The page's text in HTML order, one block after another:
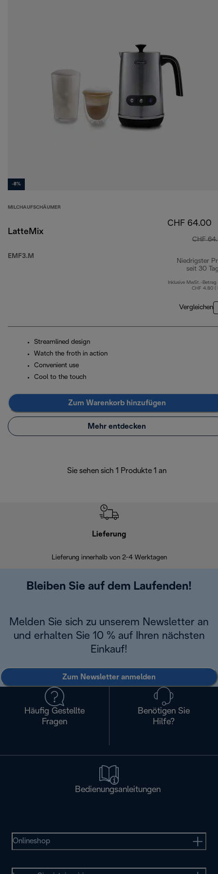
-8%
MILCHAUFSCHÄUMER
LatteMix
EMF3.M
CHF 64.00
CHF
Niedrigster
seit 30
Inklusive MwSt.-Betrag
CHF 4.80 (
Vergleichen
Streamlined design
Watch the froth in action
Convenient use
Cool to the touch
Zum Warenkorb hinzufügen
Mehr entdecken
Sie sehen sich 1 Produkte 1 an
Lieferung
Lieferung innerhalb von 2-4 Werktagen
Bleiben Sie auf dem Laufenden!
Melden Sie sich zu unserem Newsletter an
und erhalten Sie 10 % auf Ihren nächsten
Einkauf!
Zum Newsletter anmelden
Häufig Gestellte
Fragen
Benötigen Sie
Hilfe?
Bedienungsanleitungen
Onlineshop